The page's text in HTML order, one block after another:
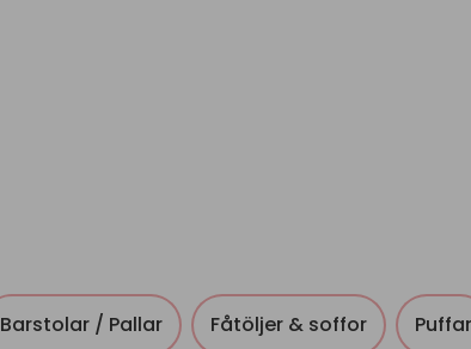
Barstolar / Pallar Fåtöljer & soffor Puffar